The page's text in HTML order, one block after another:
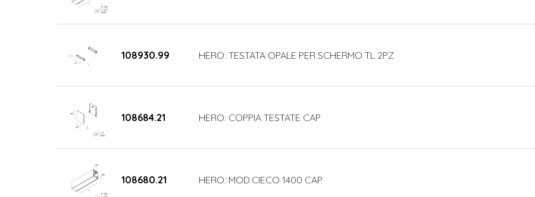
108930.99 HERO: TESTATA OPALE PER SCHERMO TL 2PZ
108684.21 HERO: COPPIA TESTATE CAP
108680.21 HERO: MOD.CIECO 1400 CAP